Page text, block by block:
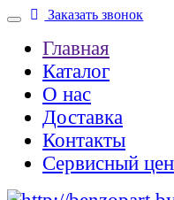
Заказать звонок
Главная
Каталог
О нас
Доставка
Контакты
Сервисный